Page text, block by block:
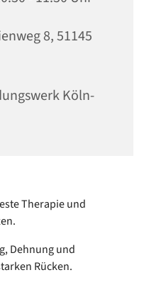
8, 51145
Köln-
Therapie und
Dehnung und
Rücken.